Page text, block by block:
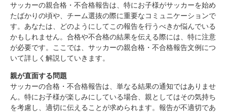
サッカーの親合格・不合格報告は、特にお子様がサッカーを始め
たばかりの頃や、チーム選抜の際に重要なコミュニケーションで
す。あなたは、どのようにしてこの報告を行うべきか悩んでいる
かもしれません。合格や不合格の結果を伝える際には、特に注意
が必要です。ここでは、サッカーの親合格・不合格報告文例につ
いて詳しく解説していきます。
親が直面する問題
サッカーの合格・不合格報告は、単なる結果の通知ではありませ
ん。特にお子様が楽しみにしている場合、親としてはその気持ち
を考慮し、適切に伝えることが求められます。報告が不適切であ